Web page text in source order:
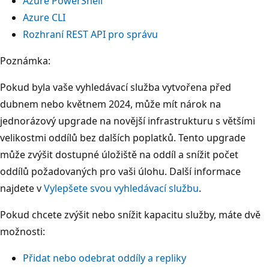
Azure CLI
Rozhraní REST API pro správu
Poznámka:
Pokud byla vaše vyhledávací služba vytvořena před
dubnem nebo květnem 2024, může mít nárok na
jednorázový upgrade na novější infrastrukturu s většími
velikostmi oddílů bez dalších poplatků. Tento upgrade
může zvýšit dostupné úložiště na oddíl a snížit počet
oddílů požadovaných pro vaši úlohu. Další informace
najdete vVylepšete svou vyhledávací službu.
Pokud chcete zvýšit nebo snížit kapacitu služby, máte dvě
možnosti:
Přidat nebo odebrat oddíly a repliky